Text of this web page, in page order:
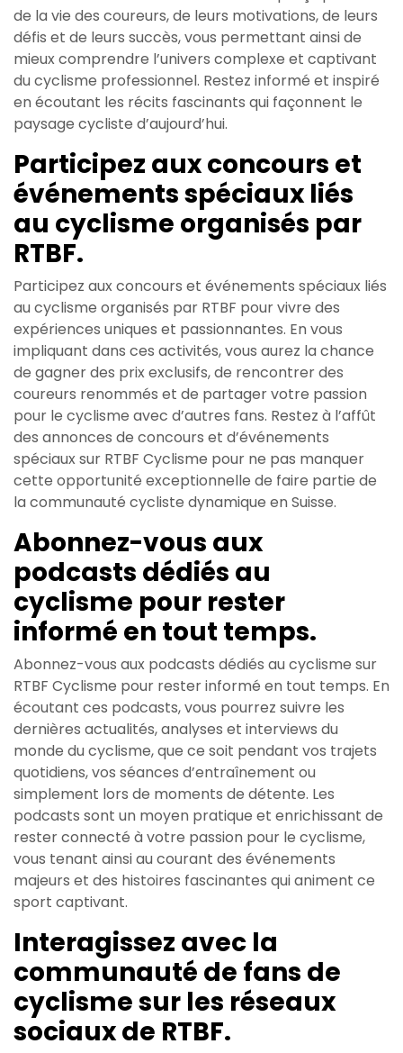
de la vie des coureurs, de leurs motivations, de leurs
défis et de leurs succès, vous permettant ainsi de
mieux comprendre l’univers complexe et captivant
du cyclisme professionnel. Restez informé et inspiré
en écoutant les récits fascinants qui façonnent le
paysage cycliste d’aujourd’hui.
Participez aux concours et
événements spéciaux liés
au cyclisme organisés par
RTBF.
Participez aux concours et événements spéciaux liés
au cyclisme organisés par RTBF pour vivre des
expériences uniques et passionnantes. En vous
impliquant dans ces activités, vous aurez la chance
de gagner des prix exclusifs, de rencontrer des
coureurs renommés et de partager votre passion
pour le cyclisme avec d’autres fans. Restez à l’affût
des annonces de concours et d’événements
spéciaux sur RTBF Cyclisme pour ne pas manquer
cette opportunité exceptionnelle de faire partie de
la communauté cycliste dynamique en Suisse.
Abonnez-vous aux
podcasts dédiés au
cyclisme pour rester
informé en tout temps.
Abonnez-vous aux podcasts dédiés au cyclisme sur
RTBF Cyclisme pour rester informé en tout temps. En
écoutant ces podcasts, vous pourrez suivre les
dernières actualités, analyses et interviews du
monde du cyclisme, que ce soit pendant vos trajets
quotidiens, vos séances d’entraînement ou
simplement lors de moments de détente. Les
podcasts sont un moyen pratique et enrichissant de
rester connecté à votre passion pour le cyclisme,
vous tenant ainsi au courant des événements
majeurs et des histoires fascinantes qui animent ce
sport captivant.
Interagissez avec la
communauté de fans de
cyclisme sur les réseaux
sociaux de RTBF.